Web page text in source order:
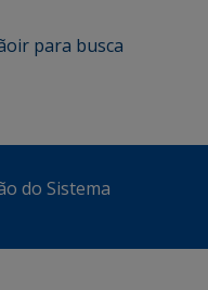
ir para busca
do Sistema